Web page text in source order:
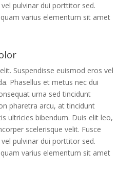
pulvinar dui porttitor sed.
varius elementum sit amet
Suspendisse euismod eros vel
Phasellus et metus nec dui
urna sed tincidunt
pharetra arcu, at tincidunt
ultricies bibendum. Duis elit leo,
scelerisque velit. Fusce
pulvinar dui porttitor sed.
varius elementum sit amet